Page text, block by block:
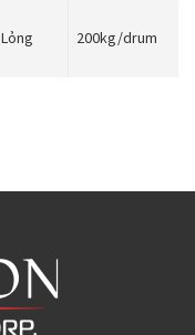
Lỏng 200kg/drum